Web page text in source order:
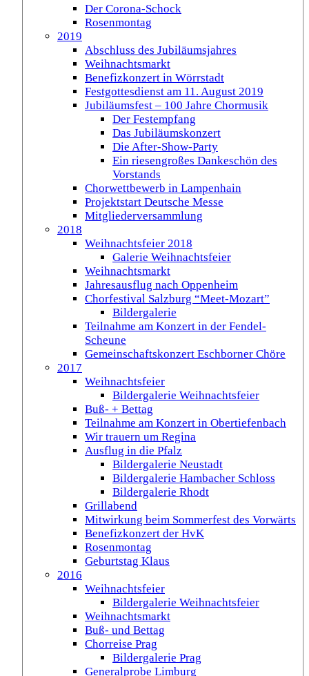
Der Corona-Schock
Rosenmontag
2019
Abschluss des Jubiläumsjahres
Weihnachtsmarkt
Benefizkonzert in Wörrstadt
Festgottesdienst am 11. August 2019
Jubiläumsfest – 100 Jahre Chormusik
Der Festempfang
Das Jubiläumskonzert
Die After-Show-Party
Ein riesengroßes Dankeschön des
Vorstands
Chorwettbewerb in Lampenhain
Projektstart Deutsche Messe
Mitgliederversammlung
2018
Weihnachtsfeier 2018
Galerie Weihnachtsfeier
Weihnachtsmarkt
Jahresausflug nach Oppenheim
Chorfestival Salzburg “Meet-Mozart”
Bildergalerie
Teilnahme am Konzert in der Fendel-
Scheune
Gemeinschaftskonzert Eschborner Chöre
2017
Weihnachtsfeier
Bildergalerie Weihnachtsfeier
Buß- + Bettag
Teilnahme am Konzert in Obertiefenbach
Wir trauern um Regina
Ausflug in die Pfalz
Bildergalerie Neustadt
Bildergalerie Hambacher Schloss
Bildergalerie Rhodt
Grillabend
Mitwirkung beim Sommerfest des Vorwärts
Benefizkonzert der HvK
Rosenmontag
Geburtstag Klaus
2016
Weihnachtsfeier
Bildergalerie Weihnachtsfeier
Weihnachtsmarkt
Buß- und Bettag
Chorreise Prag
Bildergalerie Prag
Generalprobe Limburg